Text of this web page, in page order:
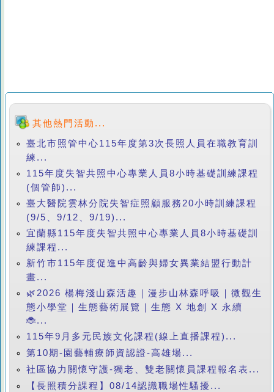
其他熱門活動...
臺北市照管中心115年度第3次長照人員在職教育訓
練...
115年度失智共照中心專業人員8小時基礎訓練課程
(個管師)...
臺大醫院雲林分院失智症照顧服務20小時訓練課程
(9/5、9/12、9/19)...
宜蘭縣115年度失智共照中心專業人員8小時基礎訓
練課程...
新竹市115年度促進中高齡與婦女異業結盟行動計
畫...
🌿2026 楊梅淺山森活趣｜漫步山林森呼吸｜微觀生
態小學堂｜生態藝術展覽｜生態 X 地創 X 永續
🐞...
115年9月多元民族文化課程(線上直播課程)...
第10期-園藝輔療師資認證-高雄場...
社區協力關懷守護-獨老、雙老關懷員課程報名表...
【長照積分課程】08/14認識職場性騷擾...